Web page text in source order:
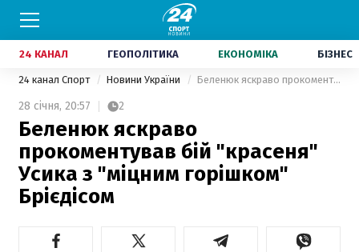
24 КАНАЛ ГЕОПОЛІТИКА ЕКОНОМІКА БІЗНЕС
24 канал Спорт Новини України Беленюк яскраво прокоментував бій "красеня" Усика з "міцним горішком" Брієдісом
28 січня, 20:57 2
Беленюк яскраво
прокоментував бій "красеня"
Усика з "міцним горішком"
Брієдісом